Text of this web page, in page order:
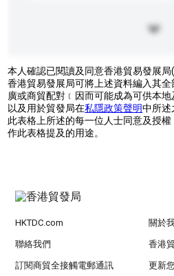
本人確認已閱讀及同意香港貿易發展局
香港貿易發展局可將上述資料編入其
廣或商貿配對﹝因而可能成為可供本
以及用於貿發局在私隱政策聲明中所述
此表格上所述的每一位人士同意及授
作此表格提及的用途。
HKTDC.com 關於
聯絡我們 香港
訂閱商貿全接觸電郵通訊 更新